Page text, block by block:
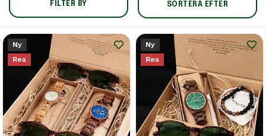
FILTER BY SORTERA EFTER
Ny
Rea
Ny
Rea